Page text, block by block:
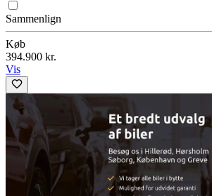
Sammenlign
Køb
394.900 kr.
Vis